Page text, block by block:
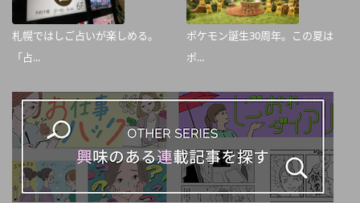
札幌ではしご占いが楽しめる。
「占...
ポケモン誕生30周年。この夏は
ポ...